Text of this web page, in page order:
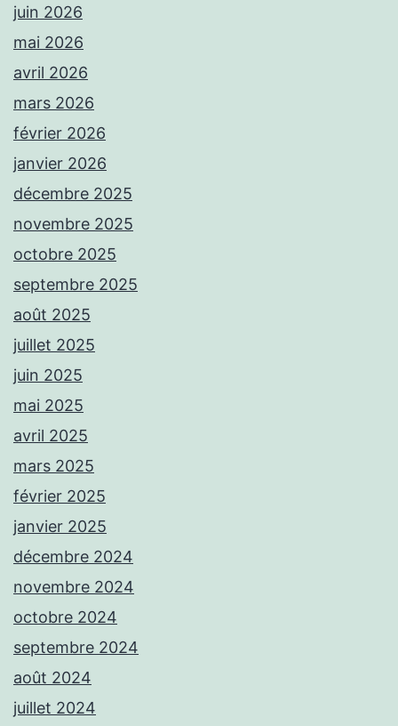
juin 2026
mai 2026
avril 2026
mars 2026
février 2026
janvier 2026
décembre 2025
novembre 2025
octobre 2025
septembre 2025
août 2025
juillet 2025
juin 2025
mai 2025
avril 2025
mars 2025
février 2025
janvier 2025
décembre 2024
novembre 2024
octobre 2024
septembre 2024
août 2024
juillet 2024